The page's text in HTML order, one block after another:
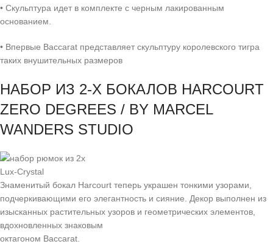
• Скульптура идет в комплекте с черным лакированным
основанием.
• Впервые Baccarat представляет скульптуру королевского тигра
таких внушительных размеров
НАБОР ИЗ 2-Х БОКАЛОВ HARCOURT
ZERO DEGREES / BY MARCEL
WANDERS STUDIO
Lux-Crystal
Знаменитый бокал Harcourt теперь украшен тонкими узорами,
подчеркивающими его элегантность и сияние. Декор выполнен из
изысканных растительных узоров и геометрических элементов,
вдохновленных знаковым
октагоном Baccarat.